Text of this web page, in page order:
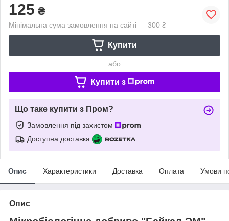
125 ₴
Мінімальна сума замовлення на сайті — 300 ₴
Купити
або
Купити з
Що таке купити з Пром?
Замовлення під захистом
Доступна доставка
Опис Характеристики Доставка Оплата Умови
Опис